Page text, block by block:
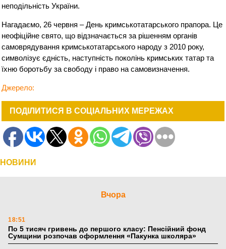
неподільність України.
Нагадаємо, 26 червня – День кримськотатарського прапора. Це
неофіційне свято, що відзначається за рішенням органів
самоврядування кримськотатарського народу з 2010 року,
символізує єдність, наступність поколінь кримських татар та
їхню боротьбу за свободу і право на самовизначення.
Джерело:
ПОДІЛИТИСЯ В СОЦІАЛЬНИХ МЕРЕЖАХ
НОВИНИ
Вчора
18:51
По 5 тисяч гривень до першого класу: Пенсійний фонд
Сумщини розпочав оформлення «Пакунка школяра»